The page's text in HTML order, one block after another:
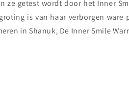
ze getest wordt door het Inner
is van haar verborgen
in Shanuk, De Inner Smile